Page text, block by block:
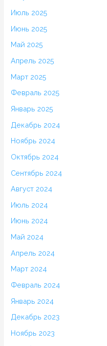
Июль 2025
Июнь 2025
Май 2025
Апрель 2025
Март 2025
Февраль 2025
Январь 2025
Декабрь 2024
Ноябрь 2024
Октябрь 2024
Сентябрь 2024
Август 2024
Июль 2024
Июнь 2024
Май 2024
Апрель 2024
Март 2024
Февраль 2024
Январь 2024
Декабрь 2023
Ноябрь 2023